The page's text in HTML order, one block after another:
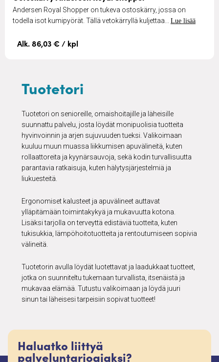
Andersen Royal Shopper on tukeva ostoskärry, jossa on
todella isot kumipyörät. Tällä vetokärryllä kuljettaa... Lue lisää
Alk. 86,03 € / kpl
Tuotetori
Tuotetori on senioreille, omaishoitajille ja läheisille
suunnattu palvelu, josta löydät monipuolisia tuotteita
hyvinvoinnin ja arjen sujuvuuden tueksi. Valikoimaan
kuuluu muun muassa liikkumisen apuvälineitä, kuten
rollaattoreita ja kyynärsauvoja, sekä kodin turvallisuutta
parantavia ratkaisuja, kuten hälytysjärjestelmiä ja
liukuesteitä.
Ergonomiset kalusteet ja apuvälineet auttavat
ylläpitämään toimintakykyä ja mukavuutta kotona.
Lisäksi tarjolla on terveyttä edistäviä tuotteita, kuten
tukisukkia, lämpöhoitotuotteita ja rentoutumiseen sopivia
välineitä.
Tuotetorin avulla löydät luotettavat ja laadukkaat tuotteet,
jotka on suunniteltu tukemaan turvallista, itsenäistä ja
mukavaa elämää. Tutustu valikoimaan ja löydä juuri
sinun tai läheisesi tarpeisiin sopivat tuotteet!
Haluatko liittyä
palveluntarjoajaksi?